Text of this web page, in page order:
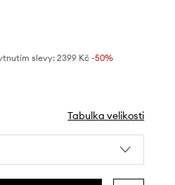
slevy: 2399 Kč -50%
Tabulka velikosti